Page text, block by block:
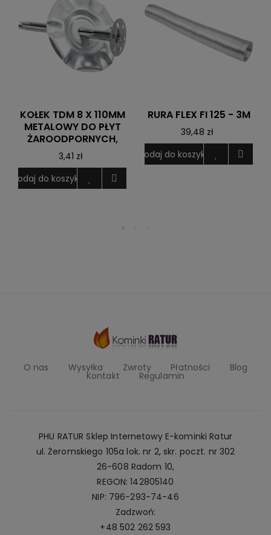
KOŁEK TDM 8 X 110MM
METALOWY DO PŁYT
ŻAROODPORNYCH,
3,41 zł
Dodaj do koszyka
RURA FLEX FI 125 - 3M
39,48 zł
Dodaj do koszyka
O nas Wysyłka Zwroty Płatności Blog
Kontakt Regulamin
PHU RATUR Sklep Internetowy E-kominki Ratur
ul. Żeromskiego 105a lok. nr 2, skr. poczt. nr 302
26-608 Radom 10,
REGON: 142805140
NIP: 796-293-74-46
Zadzwoń:
+48 502 262 593